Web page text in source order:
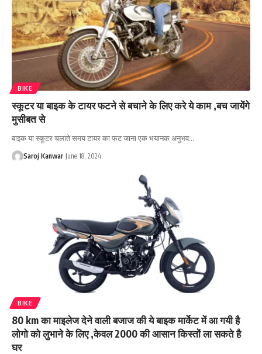
BIKE
स्कूटर या बाइक के टायर फटने से बचाने के लिए करे ये काम ,बच जायेंगे
मुसीबत से
बाइक या स्कूटर चलाते समय टायर का फट जाना एक भयानक अनुभव…
Saroj Kanwar June 18, 2024
BIKE
80 km का माइलेज देने वाली बजाज की ये बाइक मार्केट में आ गयी है
लोगो को लुभाने के लिए ,केवल 2000 की आसान किस्तों ला सकते है
घर